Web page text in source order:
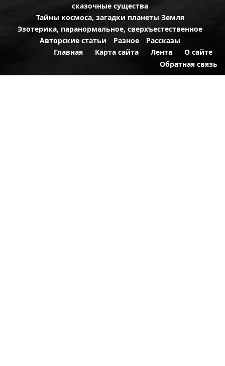
сказочные существа
Тайны космоса, загадки планеты Земля
Эзотерика, паранормальное, сверхъестественное
Авторские статьи
Разное
Рассказы
Главная
Карта сайта Лента
О сайте
Обратная связь